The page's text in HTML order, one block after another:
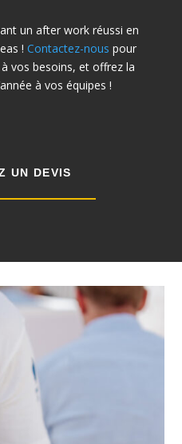
un after work réussi en
!Contactez-nous pour
vos besoins, et offrez la
à vos équipes !
UN DEVIS